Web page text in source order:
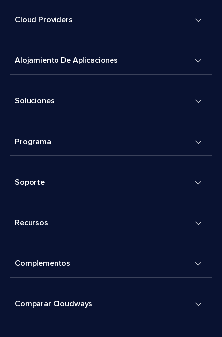
Cloud Providers
Alojamiento De Aplicaciones
Soluciones
Programa
Soporte
Recursos
Complementos
Comparar Cloudways